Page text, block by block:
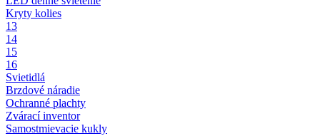
Kryty kolies
13
14
15
16
Svietidlá
Brzdové náradie
Ochranné plachty
Zvárací inventor
Samostmievacie kukly